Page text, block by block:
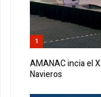
1
AMANAC incia el
Navieros